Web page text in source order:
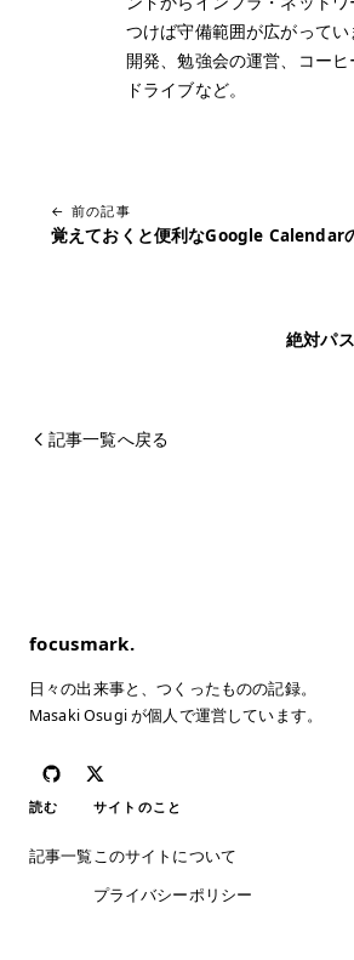
つけば守備範囲が広がって
開発、勉強会の運営、コーヒ
ドライブなど。
← 前の記事
覚えておくと便利なGoogle Calendar
絶対パ
記事一覧へ戻る
focusmark.
日々の出来事と、つくったものの記録。
Masaki Osugi が個人で運営しています。
読む
記事一覧
サイトのこと
このサイトについて
プライバシーポリシー